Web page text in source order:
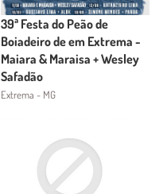
39ª Festa do Peão de
Boiadeiro de em Extrema -
Maiara & Maraisa + Wesley
Safadão
Extrema - MG